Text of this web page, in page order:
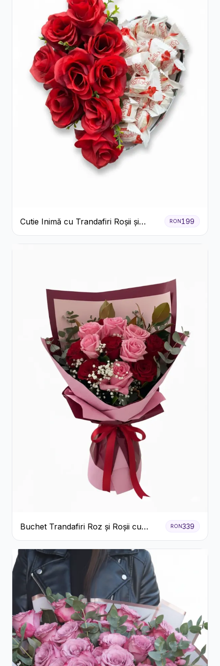
Cutie Inimă cu Trandafiri Roșii și
Raffaello
RON 199
Buchet Trandafiri Roz și Roșii cu
Eucalipt și Gypsophila
RON339